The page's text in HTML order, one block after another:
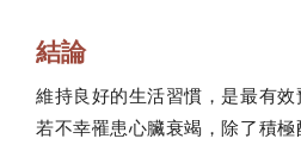
結論
維持良好的生活習慣，是最有
若不幸罹患心臟衰竭，除了積